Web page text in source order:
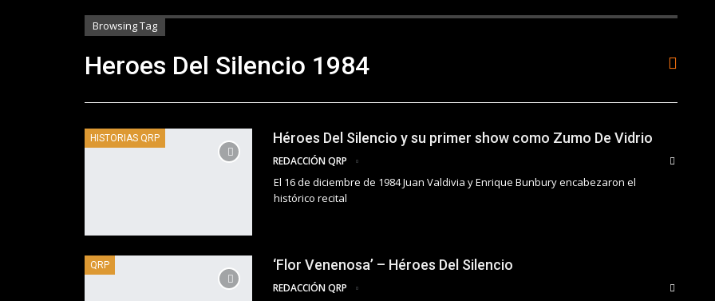
Browsing Tag
Heroes Del Silencio 1984
HISTORIAS QRP Héroes Del Silencio y su primer show como Zumo De Vidrio
REDACCIÓN QRP
El 16 de diciembre de 1984 Juan Valdivia y Enrique Bunbury encabezaron el
histórico recital
QRP ‘Flor Venenosa’ – Héroes Del Silencio
REDACCIÓN QRP